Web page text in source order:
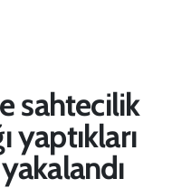
sahtecilik
yaptıkları